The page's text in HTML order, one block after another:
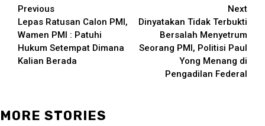
Continue
Reading
Previous
Lepas Ratusan Calon PMI,
Wamen PMI : Patuhi
Hukum Setempat Dimana
Kalian Berada
Next
Dinyatakan Tidak Terbukti
Bersalah Menyetrum
Seorang PMI, Politisi Paul
Yong Menang di
Pengadilan Federal
MORE STORIES